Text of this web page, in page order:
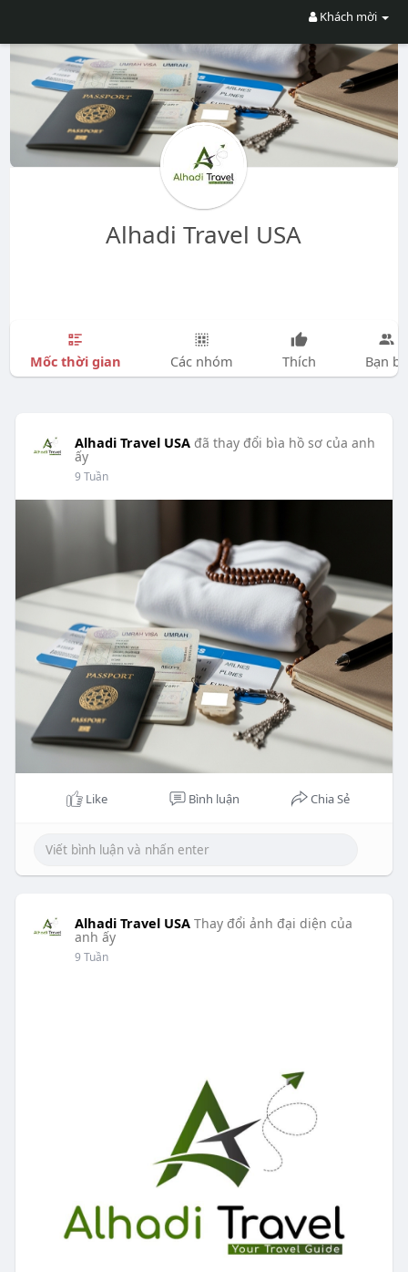
Khách mời
Alhadi Travel USA
Mốc thời gian Các nhóm Thích Bạn bè
Alhadi Travel USA đã thay đổi bìa hồ sơ của anh
ấy
9 Tuần
Like Bình luận Chia Sẻ
Alhadi Travel USA Thay đổi ảnh đại diện của
anh ấy
9 Tuần